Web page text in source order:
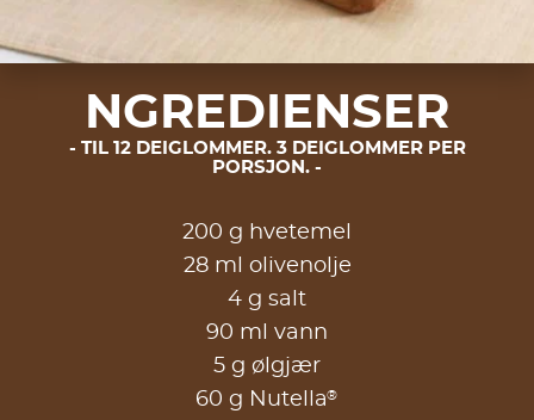
NGREDIENSER
TIL 12 DEIGLOMMER. 3 DEIGLOMMER PER
PORSJON.
200 g hvetemel
28 ml olivenolje
4 g salt
90 ml vann
5 g ølgjær
60 g Nutella®